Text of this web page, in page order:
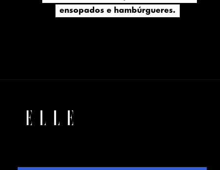
ensopados e hambúrgueres.
ensopados e hambúrgueres.